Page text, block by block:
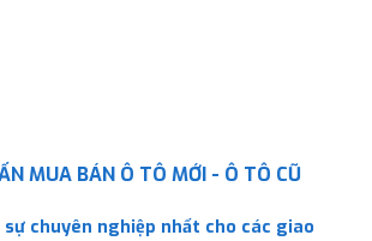
MUA BÁN Ô TÔ MỚI - Ô TÔ CŨ
sự chuyên nghiệp nhất cho các giao